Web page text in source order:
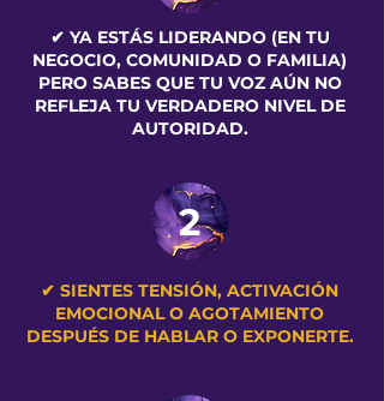
✔ YA ESTÁS LIDERANDO (EN TU
NEGOCIO, COMUNIDAD O FAMILIA)
PERO SABES QUE TU VOZ AÚN NO
REFLEJA TU VERDADERO NIVEL DE
AUTORIDAD.
2
✔ SIENTES TENSIÓN, ACTIVACIÓN
EMOCIONAL O AGOTAMIENTO
DESPUÉS DE HABLAR O EXPONERTE.